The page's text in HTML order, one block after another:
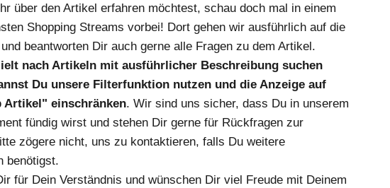
über den Artikel erfahren möchtest, schau doch mal in einem
Shopping Streams vorbei! Dort gehen wir ausführlich auf die
beantworten Dir auch gerne alle Fragen zu dem Artikel.
nach Artikeln mit ausführlicher Beschreibung suchen
Du unsere Filterfunktion nutzen und die Anzeige auf
Artikel" einschränken. Wir sind uns sicher, dass Du in unserem
fündig wirst und stehen Dir gerne für Rückfragen zur
zögere nicht, uns zu kontaktieren, falls Du weitere
benötigst.
für Dein Verständnis und wünschen Dir viel Freude mit Deinem